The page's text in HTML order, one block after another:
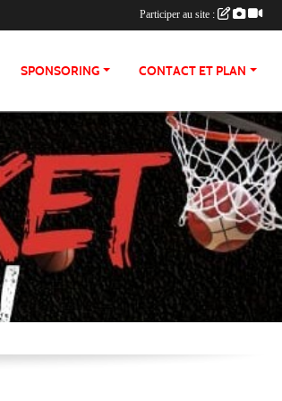
SPONSORING CONTACT ET PLAN
Participer au site :